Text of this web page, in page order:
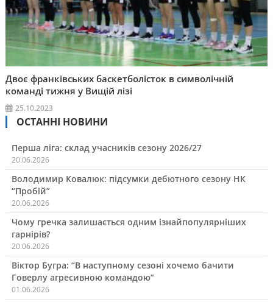
Двоє франківських баскетболісток в символічній
команді тижня у Вищій лізі
25.10.2023
ОСТАННІ НОВИНИ
Перша ліга: склад учасників сезону 2026/27
20.06.2026
Володимир Ковалюк: підсумки дебютного сезону НК
“Пробій”
20.06.2026
Чому гречка залишається одним ізнайпопулярніших
гарнірів?
20.06.2026
Віктор Бугра: “В наступному сезоні хочемо бачити
Говерлу агресивною командою”
01.06.2026